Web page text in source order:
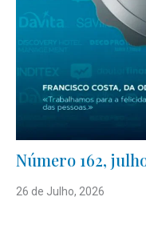
Número 162,
26 de Julho, 2026